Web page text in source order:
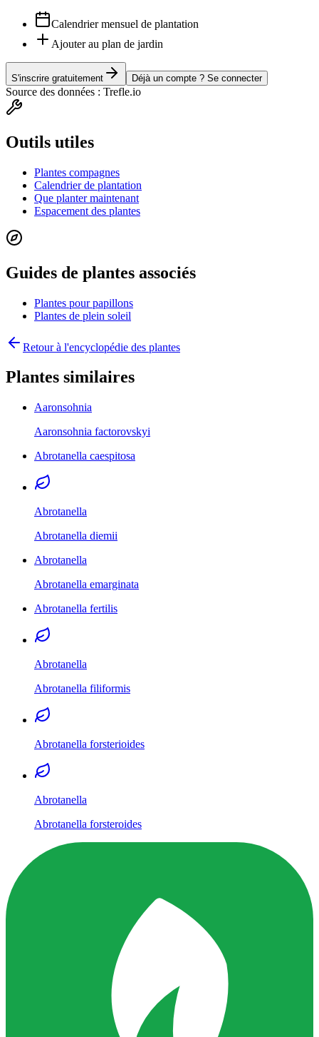
Calendrier mensuel de plantation
Ajouter au plan de jardin
S'inscrire gratuitement Déjà un compte ? Se connecter
Source des données : Trefle.io
Outils utiles
Plantes compagnes
Calendrier de plantation
Que planter maintenant
Espacement des plantes
Guides de plantes associés
Plantes pour papillons
Plantes de plein soleil
Retour à l'encyclopédie des plantes
Plantes similaires
Aaronsohnia
Aaronsohnia factorovskyi
Abrotanella caespitosa
Abrotanella
Abrotanella diemii
Abrotanella
Abrotanella emarginata
Abrotanella fertilis
Abrotanella
Abrotanella filiformis
Abrotanella forsterioides
Abrotanella
Abrotanella forsteroides